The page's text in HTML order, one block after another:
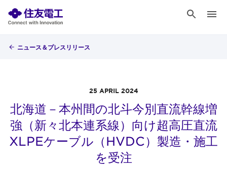
ニュース＆プレスリリース
25 APRIL 2024
北海道－本州間の北斗今別直流幹線増
強（新々北本連系線）向け超高圧直流
XLPEケーブル（HVDC）製造・施工
を受注